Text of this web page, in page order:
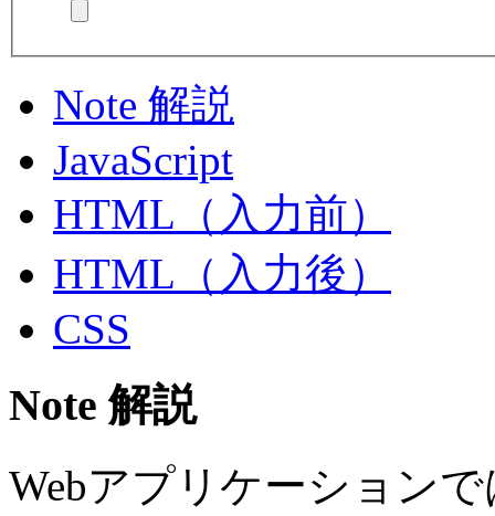
Note 解説
JavaScript
HTML（入力前）
HTML（入力後）
CSS
Note 解説
Webアプリケーション